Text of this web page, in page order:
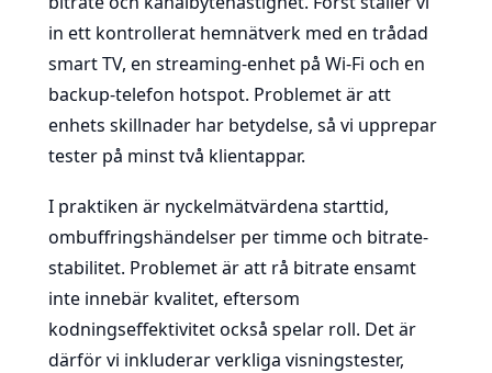
in ett kontrollerat hemnätverk med en trådad
smart TV, en streaming-enhet på Wi-Fi och en
backup-telefon hotspot. Problemet är att
enhets skillnader har betydelse, så vi upprepar
tester på minst två klientappar.
I praktiken är nyckelmätvärdena starttid,
ombuffringshändelser per timme och bitrate-
stabilitet. Problemet är att rå bitrate ensamt
inte innebär kvalitet, eftersom
kodningseffektivitet också spelar roll. Det är
därför vi inkluderar verkliga visningstester,